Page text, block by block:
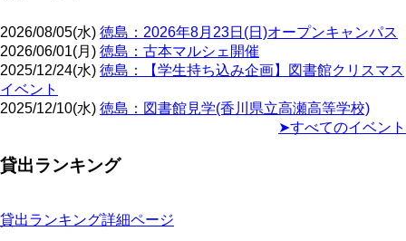
2026/08/05(水) 徳島：2026年8月23日(日)オープンキャンパス
2026/06/01(月) 徳島：古本マルシェ開催
2025/12/24(水) 徳島：【学生持ち込み企画】図書館クリスマス
イベント
2025/12/10(水) 徳島：図書館見学(香川県立高瀬高等学校)
➤すべてのイベント
貸出ランキング
貸出ランキング詳細ページ